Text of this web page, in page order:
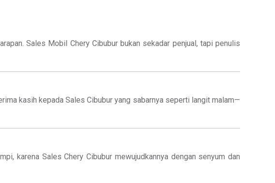
Sales Mobil Chery Cibubur bukan sekadar penjual, tapi penulis
kasih kepada Sales Cibubur yang sabarnya seperti langit malam—
karena Sales Chery Cibubur mewujudkannya dengan senyum dan